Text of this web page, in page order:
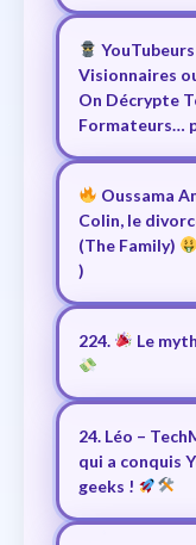
Visionnaires
On Décrypte
Formateurs…
Oussama
Colin, le
(The Family)
)
224. Le
24. Léo –
qui a conquis
geeks !